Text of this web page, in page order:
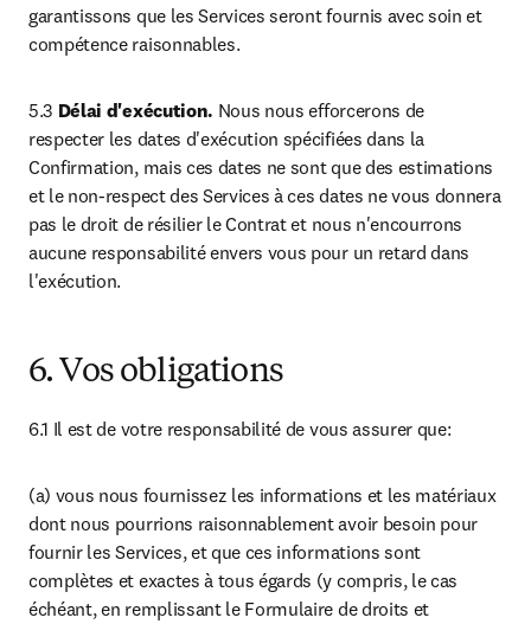
garantissons que les Services seront fournis avec soin et
compétence raisonnables.
5.3 Délai d'exécution. Nous nous efforcerons de
respecter les dates d'exécution spécifiées dans la
Confirmation, mais ces dates ne sont que des estimations
et le non-respect des Services à ces dates ne vous donnera
pas le droit de résilier le Contrat et nous n'encourrons
aucune responsabilité envers vous pour un retard dans
l'exécution.
6. Vos obligations
6.1 Il est de votre responsabilité de vous assurer que:
(a) vous nous fournissez les informations et les matériaux
dont nous pourrions raisonnablement avoir besoin pour
fournir les Services, et que ces informations sont
complètes et exactes à tous égards (y compris, le cas
échéant, en remplissant le Formulaire de droits et